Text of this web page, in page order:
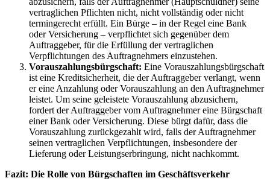
vertraglichen Pflichten nicht, nicht vollständig oder nicht
termingerecht erfüllt. Ein Bürge – in der Regel eine Bank
oder Versicherung – verpflichtet sich gegenüber dem
Auftraggeber, für die Erfüllung der vertraglichen
Verpflichtungen des Auftragnehmers einzustehen.
Vorauszahlungsbürgschaft: Eine Vorauszahlungsbürgschaft
ist eine Kreditsicherheit, die der Auftraggeber verlangt, wenn
er eine Anzahlung oder Vorauszahlung an den Auftragnehmer
leistet. Um seine geleistete Vorauszahlung abzusichern,
fordert der Auftraggeber vom Auftragnehmer eine Bürgschaft
einer Bank oder Versicherung. Diese bürgt dafür, dass die
Vorauszahlung zurückgezahlt wird, falls der Auftragnehmer
seinen vertraglichen Verpflichtungen, insbesondere der
Lieferung oder Leistungserbringung, nicht nachkommt.
Fazit: Die Rolle von Bürgschaften im Geschäftsverkehr